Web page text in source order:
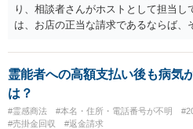
り、相談者さんがホストとして担当し
は、お店の正当な請求であるならば、
いわゆる、債務引受け契約が成立して
ことになります。 義務があるとはい
ことは許されませんので、それにつ
談ください。 また、債務が高額になっ
討することも視野に入れてください。
霊能者への高額支払い後も病気
は？
#霊感商法 #本名・住所・電話番号が不明
#売掛金回収
#返金請求